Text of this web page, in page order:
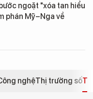
ngoặt "xóa tan hiểu
phán Mỹ–Nga về
nghệThị trường số